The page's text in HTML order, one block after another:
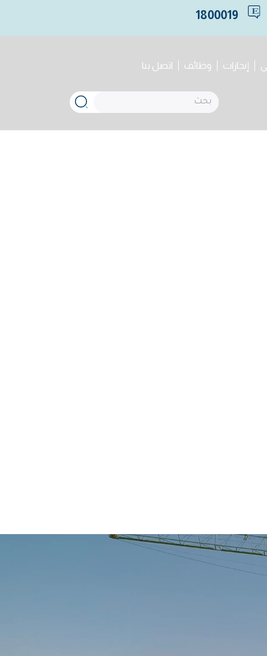
1800019
إنجازات وظائف اتصل بنا